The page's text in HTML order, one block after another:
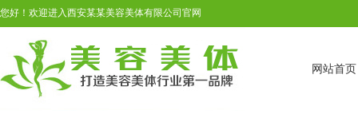
您好！欢迎进入西安某某美容美体有限公司官网
网站首页